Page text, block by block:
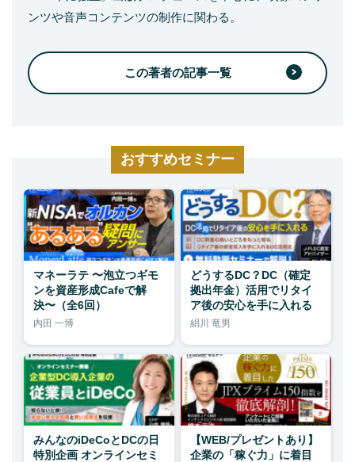
ンツや音声コンテンツの制作に関わる。
この著者の記事一覧
おすすめセミナー
マネーラテ 〜泡立つギモ
ンを資産形成Cafeで解
決〜（全6回）
内田 一博
どうするDC？DC（確定
拠出年金）活用でリタイ
ア後の安心を手に入れる
絹川 竜男
みんなのiDeCoとDCの日
特別企画 オンラインセミ
【WEB/プレゼントあり】
企業の「稼ぐ力」に着目